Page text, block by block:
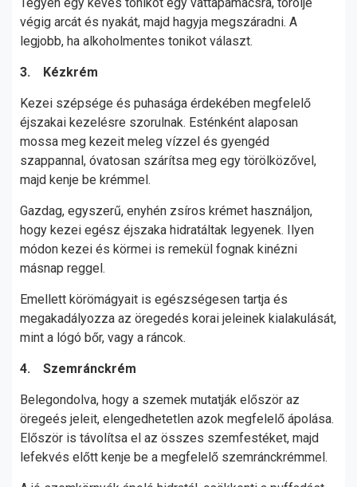
végig arcát és nyakát, majd hagyja megszáradni. A
legjobb, ha alkoholmentes tonikot választ.
3. Kézkrém
Kezei szépsége és puhasága érdekében megfelelő
éjszakai kezelésre szorulnak. Esténként alaposan
mossa meg kezeit meleg vízzel és gyengéd
szappannal, óvatosan szárítsa meg egy törölközővel,
majd kenje be krémmel.
Gazdag, egyszerű, enyhén zsíros krémet használjon,
hogy kezei egész éjszaka hidratáltak legyenek. Ilyen
módon kezei és körmei is remekül fognak kinézni
másnap reggel.
Emellett körömágyait is egészségesen tartja és
megakadályozza az öregedés korai jeleinek kialakulását,
mint a lógó bőr, vagy a ráncok.
4. Szemránckrém
Belegondolva, hogy a szemek mutatják először az
öregeés jeleit, elengedhetetlen azok megfelelő ápolása.
Először is távolítsa el az összes szemfestéket, majd
lefekvés előtt kenje be a megfelelő szemránckrémmel.